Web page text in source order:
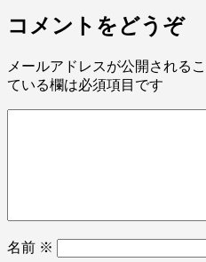
コメントをどうぞ
メールアドレスが公開される
ている欄は必須項目です
名前 ※